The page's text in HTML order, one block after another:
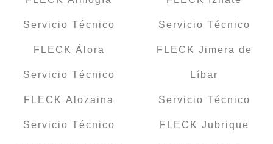
Servicio Técnico
FLECK Álora
Servicio Técnico
FLECK Alozaina
Servicio Técnico
Servicio Técnico
FLECK Jimera de
Líbar
Servicio Técnico
FLECK Jubrique